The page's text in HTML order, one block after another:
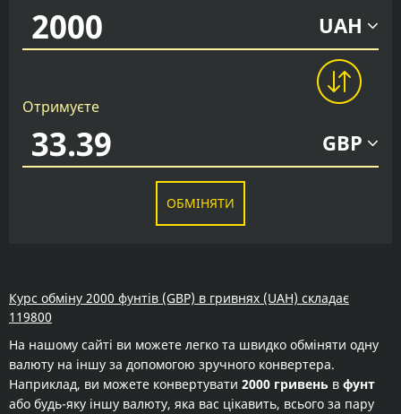
UAH
Отримуєте
GBP
ОБМІНЯТИ
Курс обміну 2000 фунтів (GBP) в гривнях (UAH) складає
119800
На нашому сайті ви можете легко та швидко обміняти одну
валюту на іншу за допомогою зручного конвертера.
Наприклад, ви можете конвертувати 2000 гривень в фунт
або будь-яку іншу валюту, яка вас цікавить, всього за пару